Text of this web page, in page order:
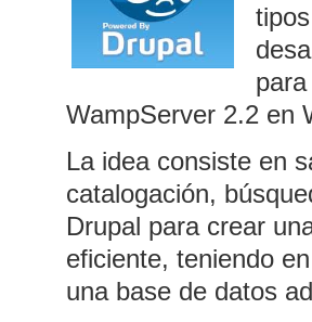
WampServer 2.2 en
La idea consiste en
catalogación,
Drupal para crear
eficiente, teniendo
una base de datos